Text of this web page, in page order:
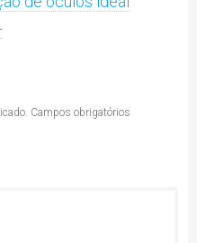
Campos obrigatórios